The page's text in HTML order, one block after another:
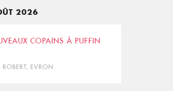
2026
COPAINS À PUFFIN
EVRON